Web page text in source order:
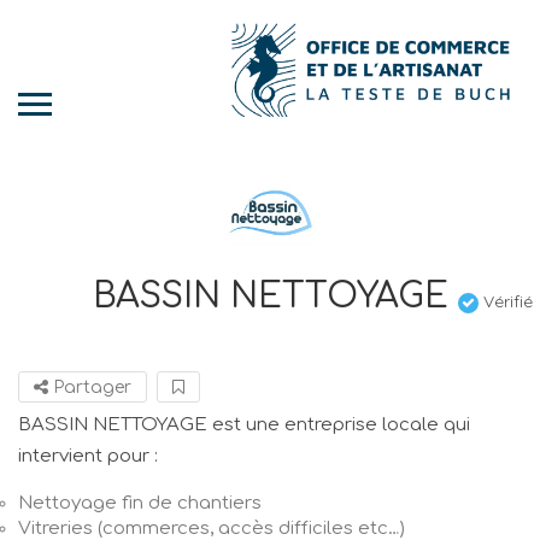
BASSIN NETTOYAGE Vérifié
Partager
BASSIN NETTOYAGE est une entreprise locale qui
intervient pour :
Nettoyage fin de chantiers
Vitreries (commerces, accès difficiles etc…)